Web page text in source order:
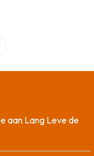
aan Lang Leve de